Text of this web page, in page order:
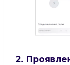
2.